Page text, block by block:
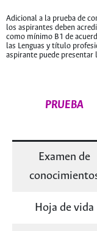
Adicional a la prueba de
los aspirantes deben
como mínimo B1 de
las Lenguas y título
aspirante puede presentar
PRUEBA
Examen de
Hoja de vida